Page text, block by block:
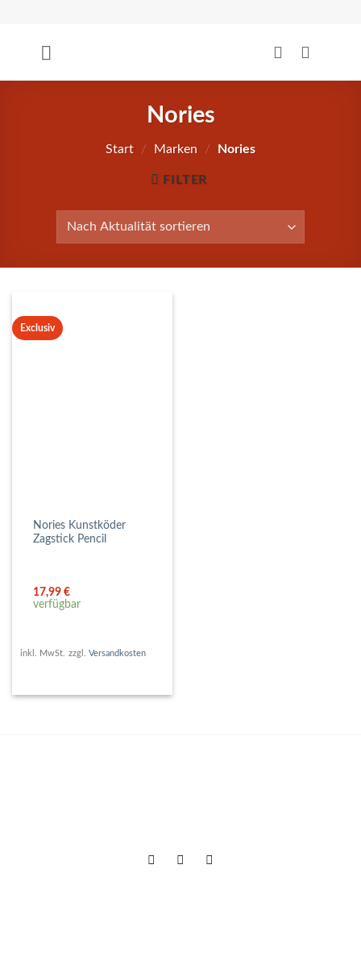
springen
Nories
Start / Marken / Nories
FILTER
Exclusiv
Nories Kunstköder
Zagstick Pencil
17,99€
verfügbar
inkl. MwSt. zzgl. Versandkosten